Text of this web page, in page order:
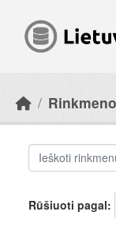
Rūšiuoti pagal